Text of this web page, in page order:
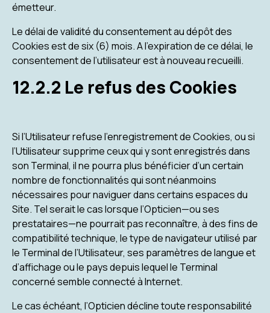
émetteur.
Le délai de validité du consentement au dépôt des
Cookies est de six (6) mois. A l’expiration de ce délai, le
consentement de l’utilisateur est à nouveau recueilli.
12.2.2 Le refus des Cookies
Si l’Utilisateur refuse l’enregistrement de Cookies, ou si
l’Utilisateur supprime ceux qui y sont enregistrés dans
son Terminal, il ne pourra plus bénéficier d’un certain
nombre de fonctionnalités qui sont néanmoins
nécessaires pour naviguer dans certains espaces du
Site. Tel serait le cas lorsque l’Opticien—ou ses
prestataires—ne pourrait pas reconnaître, à des fins de
compatibilité technique, le type de navigateur utilisé par
le Terminal de l’Utilisateur, ses paramètres de langue et
d’affichage ou le pays depuis lequel le Terminal
concerné semble connecté à Internet.
Le cas échéant, l’Opticien décline toute responsabilité